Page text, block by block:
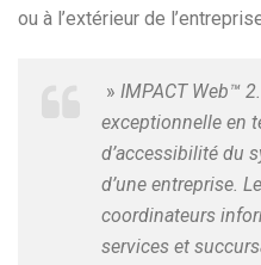
ou à l’extérieur de
» IMPACT Web™
exceptionnelle en
d’accessibilité du
d’une entreprise.
coordinateurs
services et